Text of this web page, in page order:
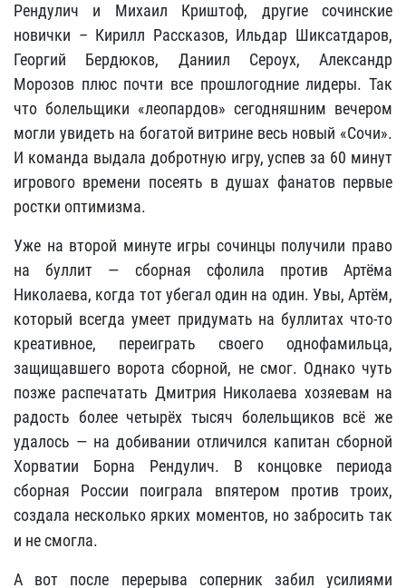
Рендулич и Михаил Криштоф, другие сочинские
новички – Кирилл Рассказов, Ильдар Шиксатдаров,
Георгий Бердюков, Даниил Сероух, Александр
Морозов плюс почти все прошлогодние лидеры. Так
что болельщики «леопардов» сегодняшним вечером
могли увидеть на богатой витрине весь новый «Сочи».
И команда выдала добротную игру, успев за 60 минут
игрового времени посеять в душах фанатов первые
ростки оптимизма.
Уже на второй минуте игры сочинцы получили право
на буллит — сборная сфолила против Артёма
Николаева, когда тот убегал один на один. Увы, Артём,
который всегда умеет придумать на буллитах что-то
креативное, переиграть своего однофамильца,
защищавшего ворота сборной, не смог. Однако чуть
позже распечатать Дмитрия Николаева хозяевам на
радость более четырёх тысяч болельщиков всё же
удалось — на добивании отличился капитан сборной
Хорватии Борна Рендулич. В концовке периода
сборная России поиграла впятером против троих,
создала несколько ярких моментов, но забросить так
и не смогла.
А вот после перерыва соперник забил усилиями